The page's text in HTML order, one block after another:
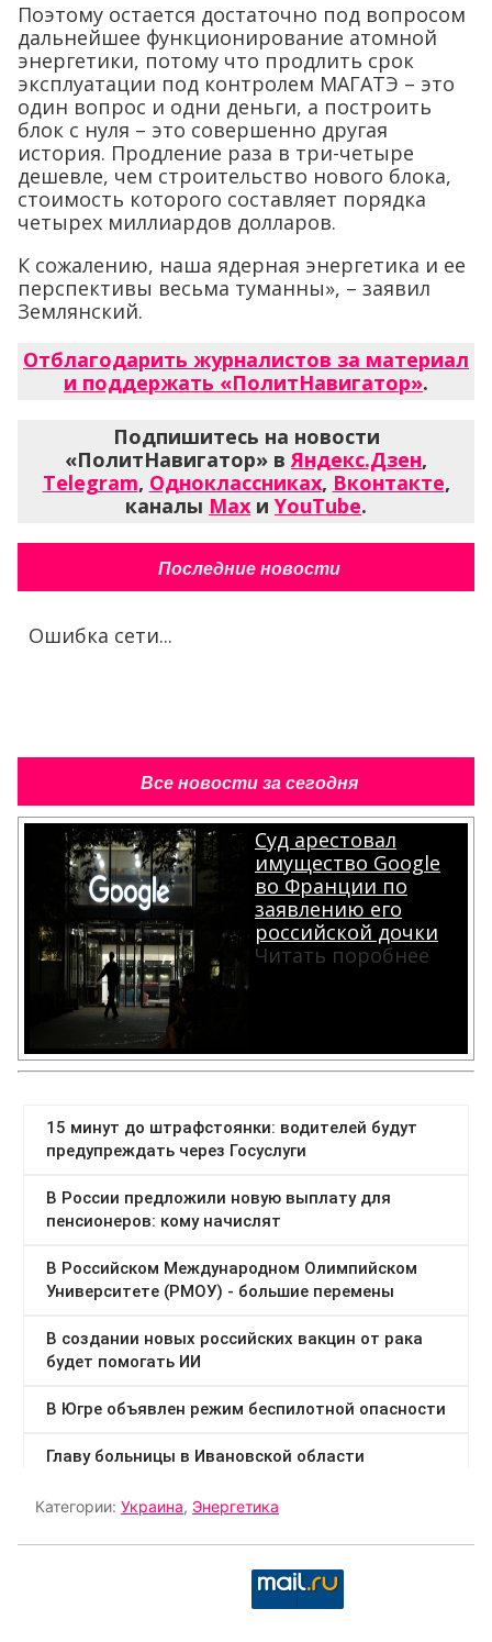
Поэтому остается достаточно под вопросом
дальнейшее функционирование атомной
энергетики, потому что продлить срок
эксплуатации под контролем МАГАТЭ – это
один вопрос и одни деньги, а построить
блок с нуля – это совершенно другая
история. Продление раза в три-четыре
дешевле, чем строительство нового блока,
стоимость которого составляет порядка
четырех миллиардов долларов.
К сожалению, наша ядерная энергетика и ее
перспективы весьма туманны», – заявил
Землянский.
Отблагодарить журналистов за материал
и поддержать «ПолитНавигатор».
Подпишитесь на новости
«ПолитНавигатор» вЯндекс.Дзен,
Telegram, Одноклассниках, Вконтакте,
каналы Max и YouTube.
Последние новости
Ошибка сети...
Все новости за сегодня
Суд арестовал
имущество Google
во Франции по
заявлению его
российской дочки
Читать поробнее
Категории: Украина, Энергетика